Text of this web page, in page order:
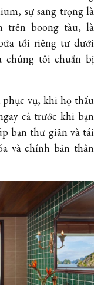
sự sang trọng là
trên boong tàu, là
tối riêng tư dưới
chúng tôi chuẩn bị
phục vụ, khi họ thấu
cả trước khi bạn
bạn thư giãn và tái
và chính bản thân